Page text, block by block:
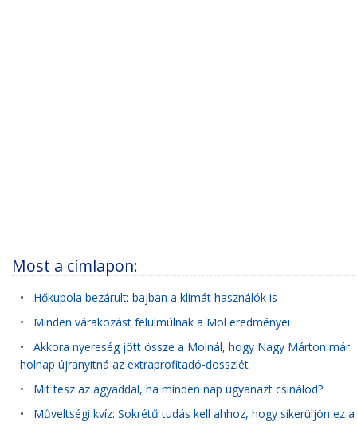
Most a címlapon:
• Hőkupola bezárult: bajban a klímát használók is
• Minden várakozást felülmúlnak a Mol eredményei
• Akkora nyereség jött össze a Molnál, hogy Nagy Márton már
holnap újranyitná az extraprofitadó-dossziét
• Mit tesz az agyaddal, ha minden nap ugyanazt csinálod?
• Műveltségi kvíz: Sokrétű tudás kell ahhoz, hogy sikerüljön ez a